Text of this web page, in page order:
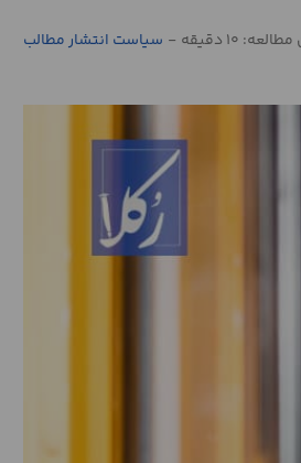
10 دقیقه - سیاست انتشار مطالب